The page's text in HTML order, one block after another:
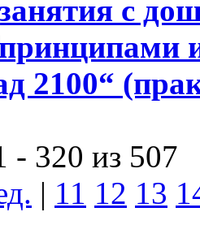
с
принципами
2100“
- 320 из 507
| 11 12 13